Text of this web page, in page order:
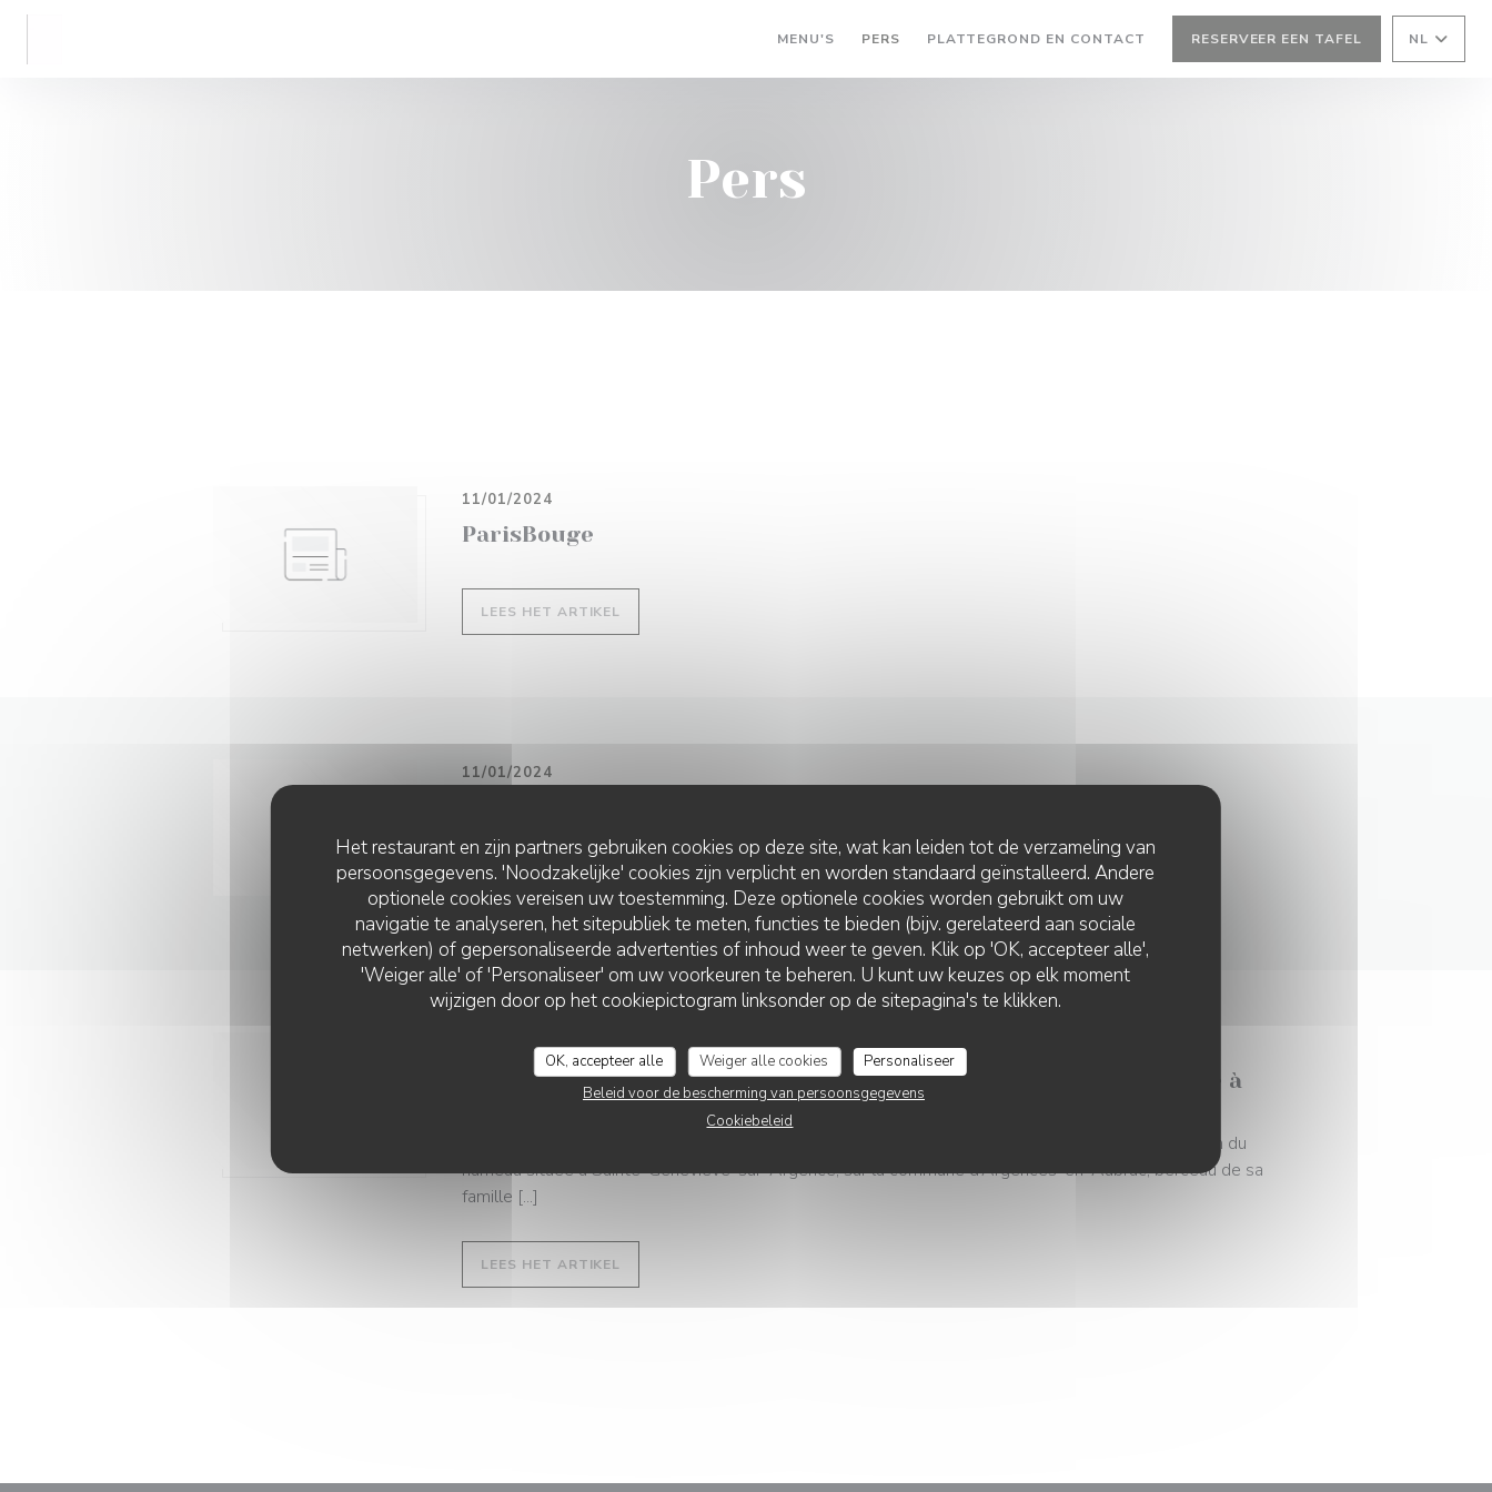
Cookies beheer paneel
Het restaurant en zijn partners gebruiken cookies op deze site, wat kan leiden tot de verzameling van
persoonsgegevens. 'Noodzakelijke' cookies zijn verplicht en worden standaard geïnstalleerd. Andere
optionele cookies vereisen uw toestemming. Deze optionele cookies worden gebruikt om uw
navigatie te analyseren, het sitepubliek te meten, functies te bieden (bijv. gerelateerd aan sociale
netwerken) of gepersonaliseerde advertenties of inhoud weer te geven. Klik op 'OK, accepteer alle',
'Weiger alle' of 'Personaliseer' om uw voorkeuren te beheren. U kunt uw keuzes op elk moment
wijzigen door op het cookiepictogram linksonder op de sitepagina's te klikken.
OK, accepteer alle Weiger alle cookies
Personaliseer
Beleid voor de bescherming van persoonsgegevens
Cookiebeleid
MENU'S PERS PLATTEGROND EN CONTACT RESERVEER EEN TAFEL NL
Pers
ParisBouge
11/01/2024
LEES HET ARTIKEL
11/01/2024
LEES HET ARTIKEL ((OPENT IN EEN NIEUW VENSTER))
Avec son bistrot Rives, à Paris, Thomas Cassagnes rend hommage à
son village du Nord-Aveyron
06/07/2023
Thomas Cassagnes vient d’ouvrir le bistrot Rives, dans le XIe arrondissement de la capitale, du nom du
hameau située à Sainte-Geneviève-sur-Argence, sur la commune d’Argences-en-Aubrac, berceau de sa
famille [...]
LEES HET ARTIKEL